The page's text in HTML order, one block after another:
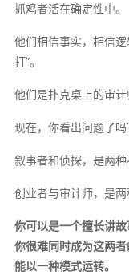
抓鸡者活在确定性中。
他们相信事实，相信
打”。
他们是扑克桌上的审计
现在，你看出问题了吗
叙事者和侦探，是两种
创业者与审计师，是两
你可以是一个擅长讲
你很难同时成为这两
能以一种模式运转。